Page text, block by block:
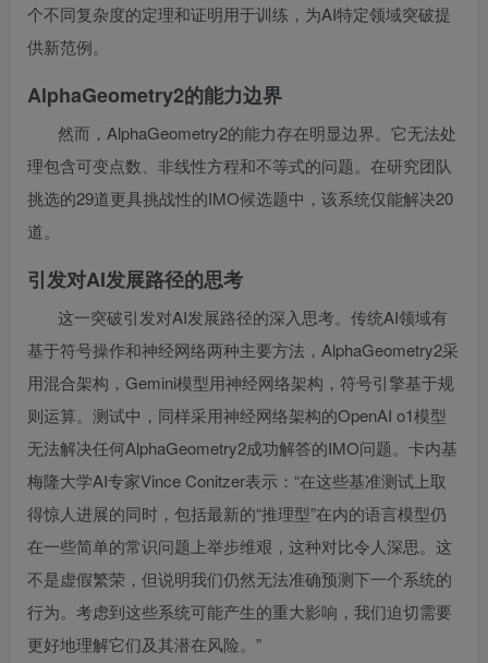
个不同复杂度的定理和证明用于训练，为AI特定领域突破提
供新范例。
AlphaGeometry2的能力边界
然而，AlphaGeometry2的能力存在明显边界。它无法处
理包含可变点数、非线性方程和不等式的问题。在研究团队
挑选的29道更具挑战性的IMO候选题中，该系统仅能解决20
道。
引发对AI发展路径的思考
这一突破引发对AI发展路径的深入思考。传统AI领域有
基于符号操作和神经网络两种主要方法，AlphaGeometry2采
用混合架构，Gemini模型用神经网络架构，符号引擎基于规
则运算。测试中，同样采用神经网络架构的OpenAI o1模型
无法解决任何AlphaGeometry2成功解答的IMO问题。卡内基
梅隆大学AI专家Vince Conitzer表示：“在这些基准测试上取
得惊人进展的同时，包括最新的“推理型”在内的语言模型仍
在一些简单的常识问题上举步维艰，这种对比令人深思。这
不是虚假繁荣，但说明我们仍然无法准确预测下一个系统的
行为。考虑到这些系统可能产生的重大影响，我们迫切需要
更好地理解它们及其潜在风险。”